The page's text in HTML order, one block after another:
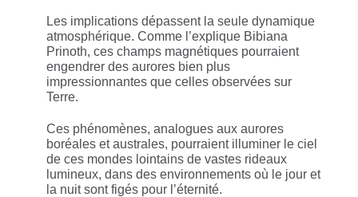
Les implications dépassent la seule dynamique
atmosphérique. Comme l’explique Bibiana
Prinoth, ces champs magnétiques pourraient
engendrer des aurores bien plus
impressionnantes que celles observées sur
Terre.
Ces phénomènes, analogues aux aurores
boréales et australes, pourraient illuminer le ciel
de ces mondes lointains de vastes rideaux
lumineux, dans des environnements où le jour et
la nuit sont figés pour l’éternité.